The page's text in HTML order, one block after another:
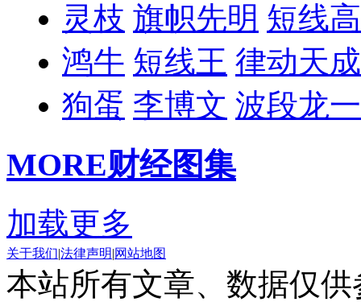
灵枝 旗帜先明 短线
鸿牛 短线王 律动天成
狗蛋 李博文 波段龙一
MORE财经图集
加载更多
关于我们|法律声明|网站地图
本站所有文章、数据仅